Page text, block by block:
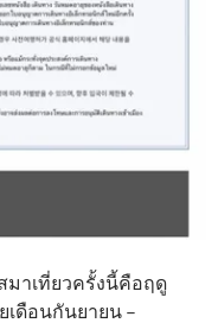
มาเที่ยวครั้งนี้คือฤดู
เดือนกันยายน –